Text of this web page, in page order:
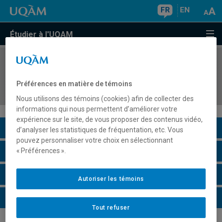
FR EN
Étudier à l'UQAM
COURS//
et des destinations touristiques I
Description du cours
Horaire - Été 2026
Horaire - Automne 2026
Horaire - Hiver 2027
Préférences en matière de témoins
Nous utilisons des témoins (cookies) afin de collecter des
informations qui nous permettent d’améliorer votre
expérience sur le site, de vous proposer des contenus vidéo,
d’analyser les statistiques de fréquentation, etc. Vous
pouvez personnaliser votre choix en sélectionnant
« Préférences ».
Tout refuser
Autoriser les témoins